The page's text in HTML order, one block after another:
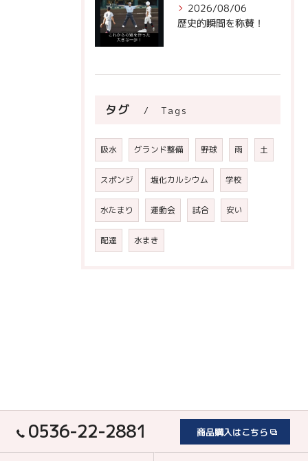
2026/08/06
歴史的瞬間を称賛！
タグ Tags
吸水 グランド整備 野球 雨 土
スポンジ 塩化カルシウム 学校
水たまり 運動会 試合 安い
配達 水まき
0536-22-2881 商品購入はこちら